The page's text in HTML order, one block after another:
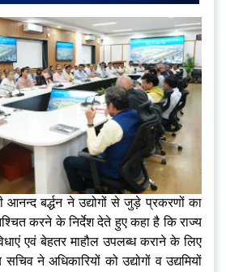
आनन्द बर्द्धन ने उद्योगों से जुड़े प्रकरणों का
करने के निर्देश देते हुए कहा है कि राज्य
एवं बेहतर माहौल उपलब्ध कराने के लिए
ने अधिकारियों को उद्योगों व उद्यमियों